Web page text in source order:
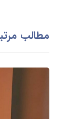
مطالب